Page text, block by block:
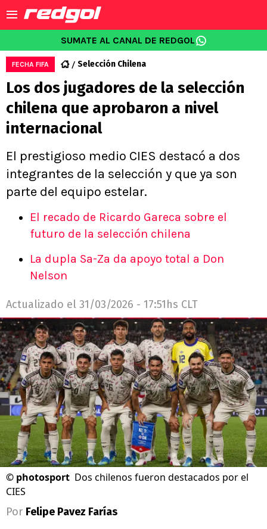
SUMATE AL CANAL DE REDGOL
FECHA FIFA Selección Chilena
Los dos jugadores de la selección
chilena que aprobaron a nivel
internacional
El prestigioso medio CIES destacó a dos
integrantes de la selección y que ya son
parte del equipo estelar.
El recado de Ricardo Gareca sobre el
futuro de la selección chilena
La dupla Sa-Za da apoyo total a Don
Nelson
Actualizado el 31/03/2026 - 17:51hs CLT
© photosport Dos chilenos fueron destacados por el
CIES
Por Felipe Pavez Farías